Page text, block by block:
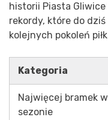
historii Piasta
rekordy, które do
kolejnych pokoleń
Kategoria
Najwięcej bramek w
sezonie